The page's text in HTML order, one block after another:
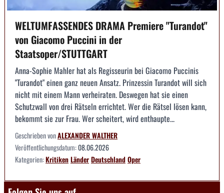
WELTUMFASSENDES DRAMA Premiere "Turandot"
von Giacomo Puccini in der
Staatsoper/STUTTGART
Anna-Sophie Mahler hat als Regisseurin bei Giacomo Puccinis
"Turandot" einen ganz neuen Ansatz. Prinzessin Turandot will sich
nicht mit einem Mann verheiraten. Deswegen hat sie einen
Schutzwall von drei Rätseln errichtet. Wer die Rätsel lösen kann,
bekommt sie zur Frau. Wer scheitert, wird enthaupte...
Geschrieben vonALEXANDER WALTHER
Veröffentlichungsdatum:08.06.2026
Kategorien:KritikenLänderDeutschlandOper